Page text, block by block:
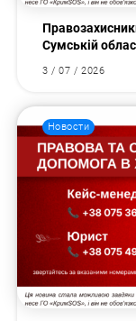
Сумській
3 / 07 / 2026
Новости